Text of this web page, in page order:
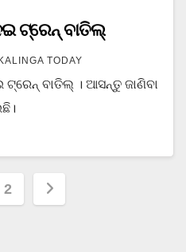
ଟ୍ରେନ୍ ବାତିଲ୍
TODAY
ଟ୍ରେନ୍ ବାତିଲ୍ । ଆସନ୍ତୁ ଜାଣିବା
2